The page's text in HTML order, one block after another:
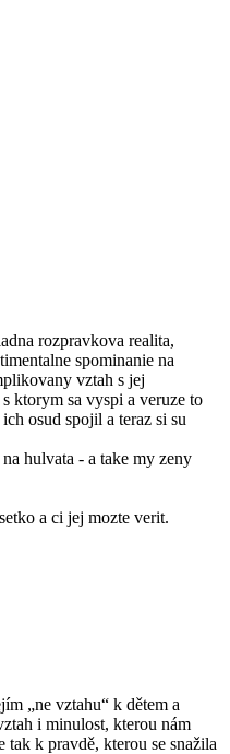
rozpravkova realita,
spominanie na
vztah s jej
ktorym sa vyspi a veruze to
osud spojil a teraz si su
hulvata - a take my zeny
a ci jej mozte verit.
„ne vztahu“ k dětem a
i minulost, kterou nám
tak k pravdě, kterou se snažila